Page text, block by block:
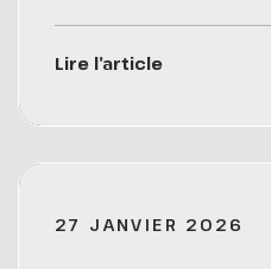
Lire l’article
27 JANVIER 2026